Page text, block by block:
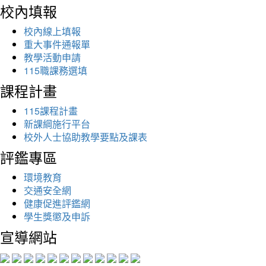
校內填報
校內線上填報
重大事件通報單
教學活動申請
115職課務選填
課程計畫
115課程計畫
新課綱施行平台
校外人士協助教學要點及課表
評鑑專區
環境教育
交通安全網
健康促進評鑑網
學生獎懲及申訴
宣導網站